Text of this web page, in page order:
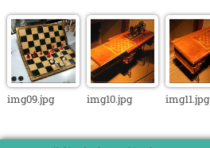
img09.jpg img10.jpg img11.jpg